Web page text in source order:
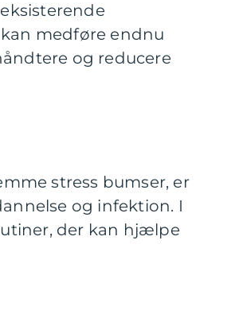
medføre endnu
og reducere
stress bumser, er
og infektion. I
der kan hjælpe